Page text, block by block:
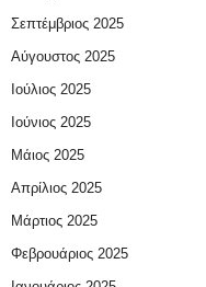
Σεπτέμβριος 2025
Αύγουστος 2025
Ιούλιος 2025
Ιούνιος 2025
Μάιος 2025
Απρίλιος 2025
Μάρτιος 2025
Φεβρουάριος 2025